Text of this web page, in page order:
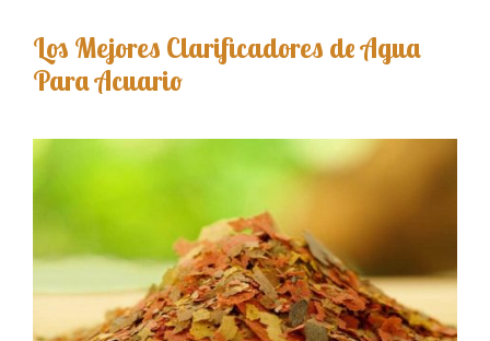
Los Mejores Clarificadores de Agua
Para Acuario